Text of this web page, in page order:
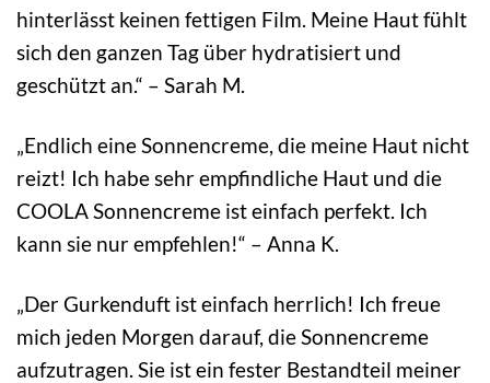
hinterlässt keinen fettigen Film. Meine Haut fühlt
sich den ganzen Tag über hydratisiert und
geschützt an.“ – Sarah M.
„Endlich eine Sonnencreme, die meine Haut nicht
reizt! Ich habe sehr empfindliche Haut und die
COOLA Sonnencreme ist einfach perfekt. Ich
kann sie nur empfehlen!“ – Anna K.
„Der Gurkenduft ist einfach herrlich! Ich freue
mich jeden Morgen darauf, die Sonnencreme
aufzutragen. Sie ist ein fester Bestandteil meiner